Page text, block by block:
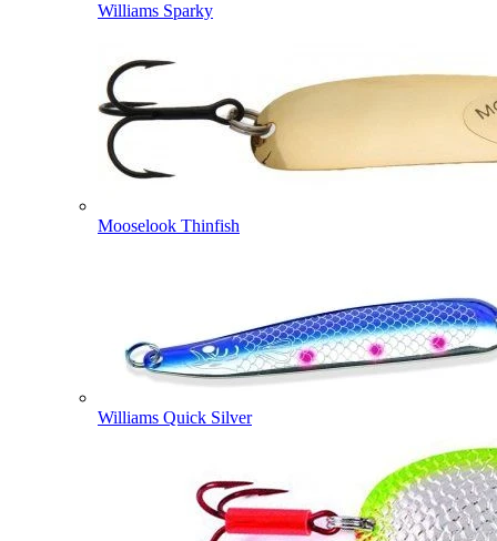
Williams Sparky
Mooselook Thinfish
Williams Quick Silver